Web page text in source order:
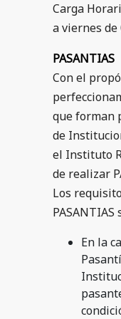
Carga
a viernes de
PASANTIAS
Con el
que forman
de
el Instituto
de realizar
Los
PASANTIAS
En la